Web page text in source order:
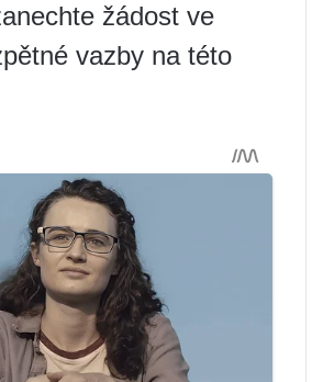
žádost ve
vazby na této